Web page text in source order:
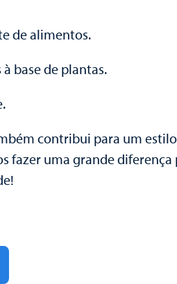
de alimentos.
base de plantas.
contribui para um
fazer uma grande diferença